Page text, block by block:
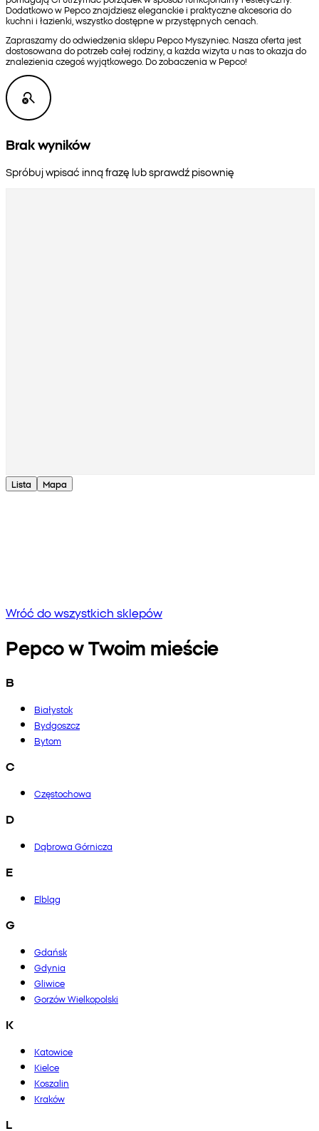
Dodatkowo w Pepco znajdziesz eleganckie i praktyczne akcesoria do
kuchni i łazienki, wszystko dostępne w przystępnych cenach.
Zapraszamy do odwiedzenia sklepu Pepco Myszyniec. Nasza oferta jest
dostosowana do potrzeb całej rodziny, a każda wizyta u nas to okazja do
znalezienia czegoś wyjątkowego. Do zobaczenia w Pepco!
Brak wyników
Spróbuj wpisać inną frazę lub sprawdź pisownię
Lista Mapa
Wróć do wszystkich sklepów
Pepco w Twoim mieście
B
Białystok
Bydgoszcz
Bytom
C
Częstochowa
D
Dąbrowa Górnicza
E
Elbląg
G
Gdańsk
Gdynia
Gliwice
Gorzów Wielkopolski
K
Katowice
Kielce
Koszalin
Kraków
L